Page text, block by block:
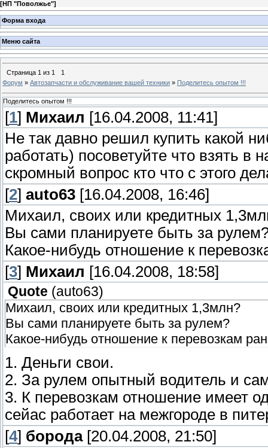
[НП "Поволжье"]
Форма входа
Меню сайта
Страница 1 из 1
1
Форум » Автозапчасти и обслуживание вашей техники » Поделитесь опытом !!!
Поделитесь опытом !!!
[1] Михаил [16.04.2008, 11:41]
Не так давно решил купить какой
работать) посоветуйте что взять
скромный вопрос кто что с этого
[2] auto63 [16.04.2008, 16:46]
Михаил, своих или кредитных
Вы сами планируете быть за
Какое-нибудь отношение к
[3] Михаил [16.04.2008, 18:58]
Quote (auto63)
Михаил, своих или кредитных 1,3млн?
Вы сами планируете быть за рулем?
Какое-нибудь отношение к перевозкам
1. Деньги свои.
2. За рулем опытный водитель и
3. К перевозкам отношение имеет
сейас работает на межгороде в
[4] борода[20.04.2008, 21:50]